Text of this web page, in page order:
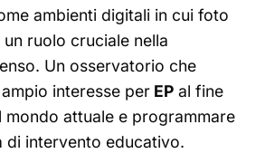
ambienti digitali in cui foto
ruolo cruciale nella
Un osservatorio che
interesse per EP al fine
mondo attuale e programmare
di intervento educativo.